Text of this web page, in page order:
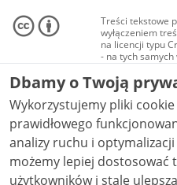
Treści tekstowe
wyłączeniem
na licencji typu
- na tych samych
Materiały
audio i wideo, są
Creative
niekomercyjne -
NC-ND 4.0), o ile
Dbamy o Twoją
Wykorzystujemy pliki
prawidłowego
analizy ruchu i optymalizacji
możemy lepiej dostosować
użytkowników i stale ulepszać nasze